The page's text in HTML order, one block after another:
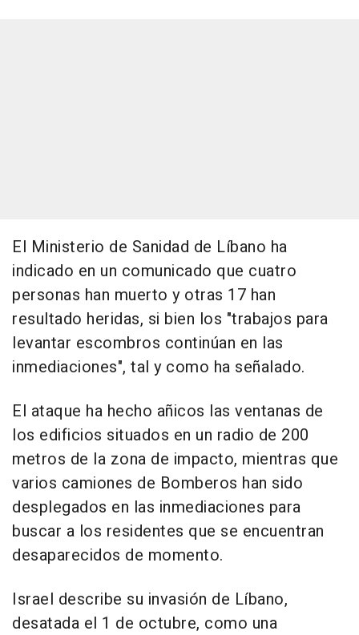
El Ministerio de Sanidad de Líbano ha
indicado en un comunicado que cuatro
personas han muerto y otras 17 han
resultado heridas, si bien los "trabajos para
levantar escombros continúan en las
inmediaciones", tal y como ha señalado.
El ataque ha hecho añicos las ventanas de
los edificios situados en un radio de 200
metros de la zona de impacto, mientras que
varios camiones de Bomberos han sido
desplegados en las inmediaciones para
buscar a los residentes que se encuentran
desaparecidos de momento.
Israel describe su invasión de Líbano,
desatada el 1 de octubre, como una